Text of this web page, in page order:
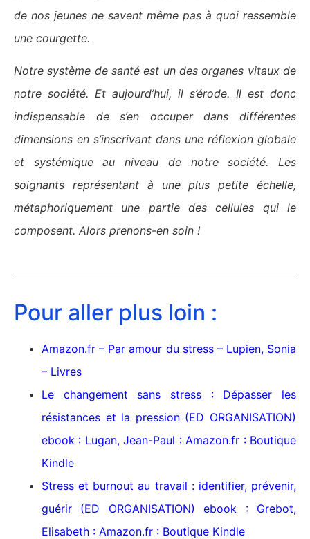
de nos jeunes ne savent même pas à quoi ressemble
une courgette.
Notre système de santé est un des organes vitaux de
notre société. Et aujourd’hui, il s’érode. Il est donc
indispensable de s’en occuper dans différentes
dimensions en s’inscrivant dans une réflexion globale
et systémique au niveau de notre société. Les
soignants représentant à une plus petite échelle,
métaphoriquement une partie des cellules qui le
composent. Alors prenons-en soin !
Pour aller plus loin :
Amazon.fr – Par amour du stress – Lupien, Sonia
– Livres
Le changement sans stress : Dépasser les
résistances et la pression (ED ORGANISATION)
ebook : Lugan, Jean-Paul : Amazon.fr : Boutique
Kindle
Stress et burnout au travail : identifier, prévenir,
guérir (ED ORGANISATION) ebook : Grebot,
Elisabeth : Amazon.fr : Boutique Kindle